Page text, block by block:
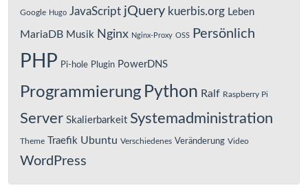
Google Hugo JavaScript jQuery kuerbis.org Leben
MariaDB Musik Nginx Nginx-Proxy OSS Persönlich
PHP Pi-hole Plugin PowerDNS
Programmierung Python Ralf Raspberry Pi
Server Skalierbarkeit Systemadministration
Theme Traefik Ubuntu Verschiedenes Veränderung Video
WordPress